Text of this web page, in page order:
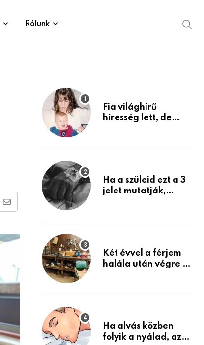
Rólunk
Share
Email
Fia világhírű
híresség lett, de
mint azt el tudnád
Ha a szüleid ezt a 3
jelet mutatják,
Készülj fel arra, ami
Két évvel a férjem
halála után végre át
holmiját – amit
életemet
Ha alvás közben
folyik a nyálad, az